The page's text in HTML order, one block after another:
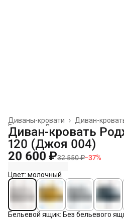
Диван-
Диваны-кровати
›
Диваны
Главная
Диван-кровать
120 (Джоя 004)
20 600 ₽32 550 ₽−37%
Цвет: молочный
Бельевой ящик: Без бельевого